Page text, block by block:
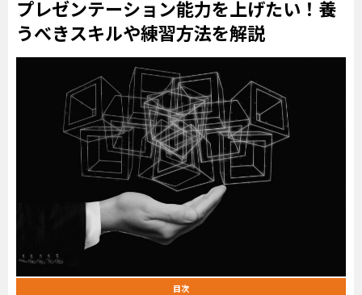
お役立ち情報
資料ダウンロード
プレゼンテーション能力を上げたい！養
うべきスキルや練習方法を解説
目次